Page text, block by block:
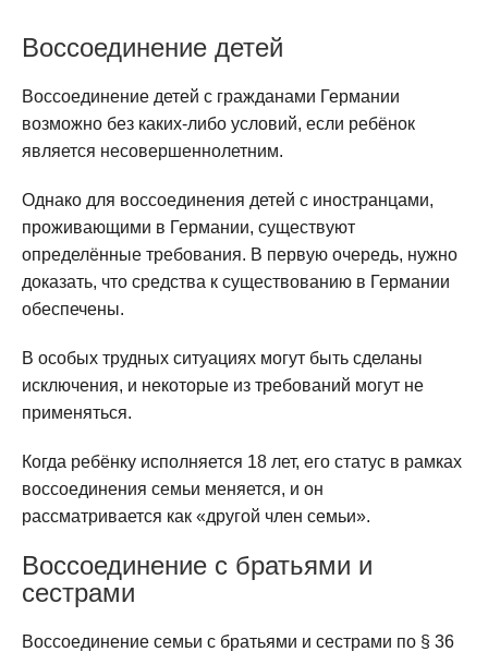
Воссоединение детей
Воссоединение детей с гражданами Германии
возможно без каких-либо условий, если ребёнок
является несовершеннолетним.
Однако для воссоединения детей с иностранцами,
проживающими в Германии, существуют
определённые требования. В первую очередь, нужно
доказать, что средства к существованию в Германии
обеспечены.
В особых трудных ситуациях могут быть сделаны
исключения, и некоторые из требований могут не
применяться.
Когда ребёнку исполняется 18 лет, его статус в рамках
воссоединения семьи меняется, и он
рассматривается как «другой член семьи».
Воссоединение с братьями и
сестрами
Воссоединение семьи с братьями и сестрами по § 36